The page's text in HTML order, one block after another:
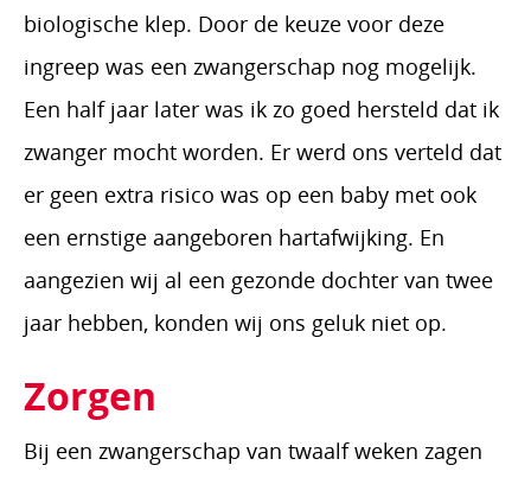
biologische klep. Door de keuze voor deze
ingreep was een zwangerschap nog mogelijk.
Een half jaar later was ik zo goed hersteld dat ik
zwanger mocht worden. Er werd ons verteld dat
er geen extra risico was op een baby met ook
een ernstige aangeboren hartafwijking. En
aangezien wij al een gezonde dochter van twee
jaar hebben, konden wij ons geluk niet op.
Zorgen
Bij een zwangerschap van twaalf weken zagen